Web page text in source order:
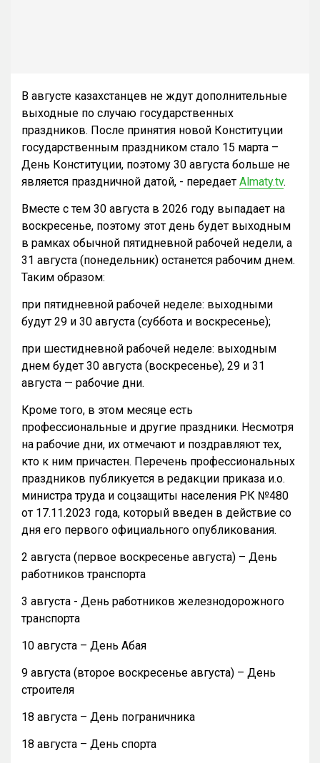
В августе казахстанцев не ждут дополнительные
выходные по случаю государственных
праздников. После принятия новой Конституции
государственным праздником стало 15 марта –
День Конституции, поэтому 30 августа больше не
является праздничной датой, - передает Almaty.tv.
Вместе с тем 30 августа в 2026 году выпадает на
воскресенье, поэтому этот день будет выходным
в рамках обычной пятидневной рабочей недели, а
31 августа (понедельник) останется рабочим днем.
Таким образом:
при пятидневной рабочей неделе: выходными
будут 29 и 30 августа (суббота и воскресенье);
при шестидневной рабочей неделе: выходным
днем будет 30 августа (воскресенье), 29 и 31
августа — рабочие дни.
Кроме того, в этом месяце есть
профессиональные и другие праздники. Несмотря
на рабочие дни, их отмечают и поздравляют тех,
кто к ним причастен. Перечень профессиональных
праздников публикуется в редакции приказа и.о.
министра труда и соцзащиты населения РК №480
от 17.11.2023 года, который введен в действие со
дня его первого официального опубликования.
2 августа (первое воскресенье августа) – День
работников транспорта
3 августа - День работников железнодорожного
транспорта
10 августа – День Абая
9 августа (второе воскресенье августа) – День
строителя
18 августа – День пограничника
18 августа – День спорта